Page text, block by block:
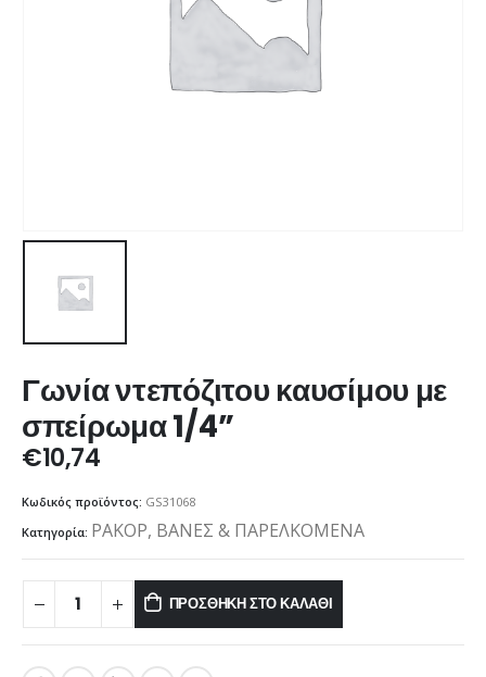
Γωνία ντεπόζιτου καυσίμου με
σπείρωμα 1/4”
€10,74
Κωδικός προϊόντος: GS31068
Κατηγορία: ΡΑΚΟΡ, ΒΑΝΕΣ & ΠΑΡΕΛΚΟΜΕΝΑ
ΠΡΟΣΘΉΚΗ ΣΤΟ ΚΑΛΆΘΙ